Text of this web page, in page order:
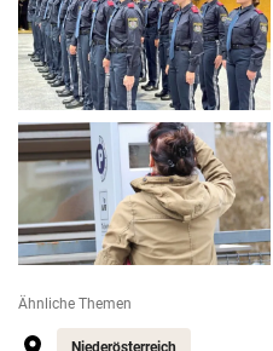
Ähnliche Themen